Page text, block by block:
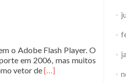
o Adobe Flash Player. O
em 2006, mas muitos
vetor deLeia
[…]